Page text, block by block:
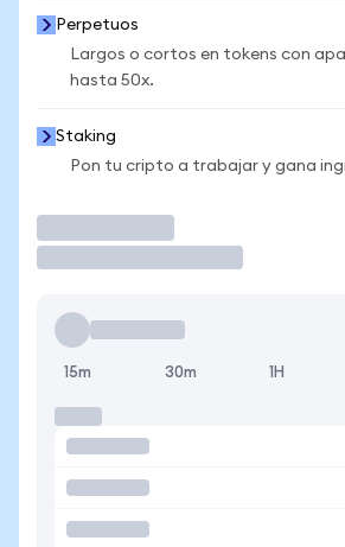
Perpetuos
Largos o cortos en tokens con
hasta 50x.
Staking
Pon tu cripto a trabajar y gana
15m 30m 1H